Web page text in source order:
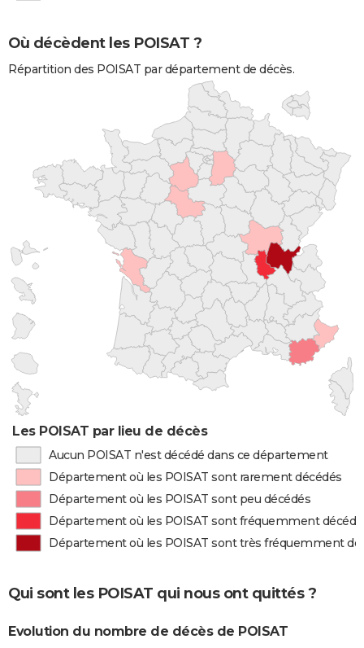
Où décèdent les POISAT ?
Répartition des POISAT par département de décès.
Les POISAT par lieu de décès
Aucun POISAT n'est décédé dans ce département
Département où les POISAT sont rarement décédés
Département où les POISAT sont peu décédés
Département où les POISAT sont fréquemment
Département où les POISAT sont très fréquemment
Qui sont les POISAT qui nous ont quittés ?
Evolution du nombre de décès de POISAT